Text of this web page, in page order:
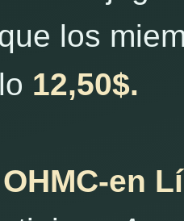
los
12,50$.
OHMC-en